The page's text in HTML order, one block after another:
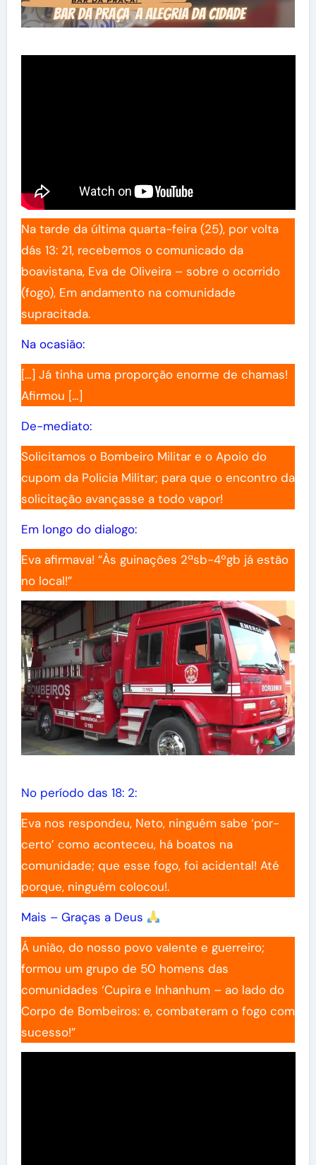
Na tarde da última quarta-feira (25), por volta
dás 13: 21, recebemos o comunicado da
boavistana, Eva de Oliveira – sobre o ocorrido
(fogo), Em andamento na comunidade
supracitada.
Na ocasião:
[…] Já tinha uma proporção enorme de chamas!
Afirmou […]
De-mediato:
Solicitamos o Bombeiro Militar e o Apoio do
cupom da Policia Militar; para que o encontro da
solicitação avançasse a todo vapor!
Em longo do dialogo:
Eva afirmava! “Às guinações 2ªsb-4ºgb já estão
no local!”
No período das 18: 2:
Eva nos respondeu, Neto, ninguém sabe ‘por-
certo’ como aconteceu, há boatos na
comunidade; que esse fogo, foi acidental! Até
porque, ninguém colocou!.
Mais – Graças a Deus
Á união, do nosso povo valente e guerreiro;
formou um grupo de 50 homens das
comunidades ‘Cupira e Inhanhum – ao lado do
Corpo de Bombeiros: e, combateram o fogo com
sucesso!”